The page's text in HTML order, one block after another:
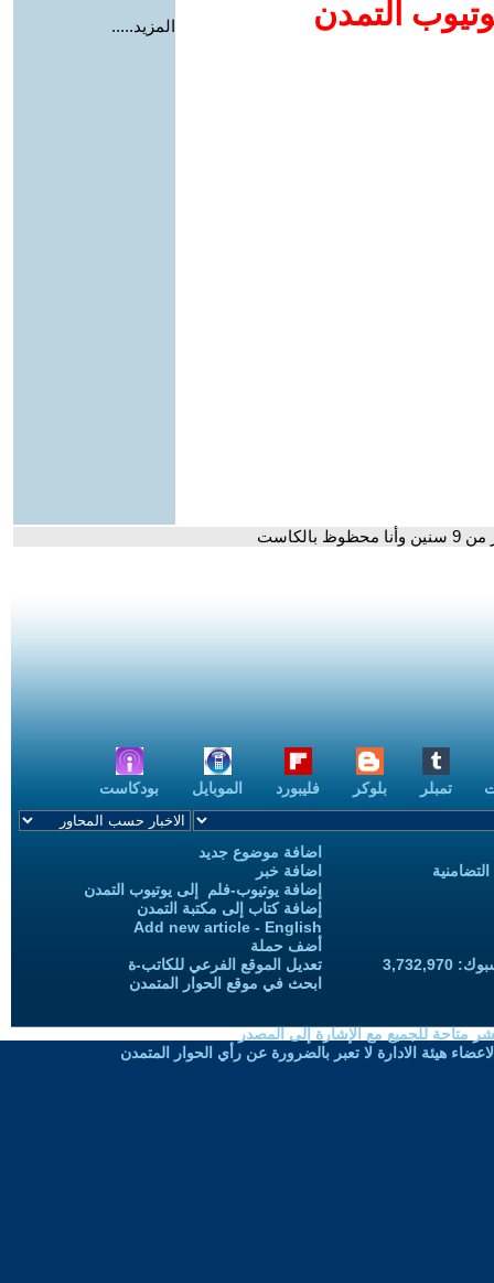
التمدن المزيد.....
تمبلر بلوكر فليبورد الموبايل بودكاست
اضافة موضوع جديد
اضافة خبر
إضافة يوتيوب-فلم إلى يوتيوب التمدن
إضافة كتاب إلى مكتبة التمدن
Add new article - English
أضف حملة
تعديل الموقع الفرعي للكاتب-ة
ابحث في موقع الحوار المتمدن
متاحة للجميع مع الإشارة إلى المصدر
هيئة الادارة لا تعبر بالضرورة عن رأي الحوار المتمدن